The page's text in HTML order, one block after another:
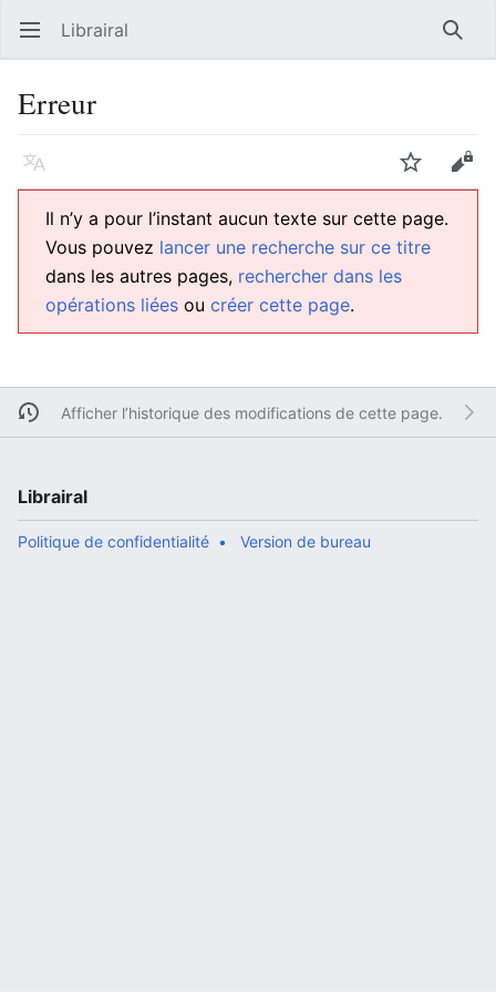
Ouvrir le menu principal Librairal
Erreur
Langue Suivre
Il n’y a pour l’instant aucun texte sur cette page.
Vous pouvez lancer une recherche sur ce titre
dans les autres pages, rechercher dans les
opérations liées ou créer cette page.
Afficher l’historique des modifications de cette page.
Librairal
Politique de confidentialité Version de bureau